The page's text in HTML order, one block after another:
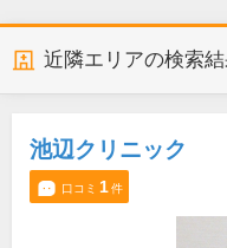
近隣エリアの検索
池辺クリニック
口コミ 1件